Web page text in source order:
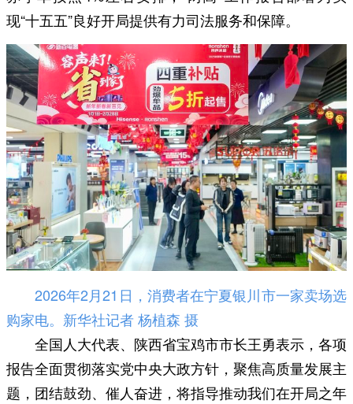
现“十五五”良好开局提供有力司法服务和保障。
2026年2月21日，消费者在宁夏银川市一家卖场选
购家电。新华社记者 杨植森 摄
全国人大代表、陕西省宝鸡市市长王勇表示，各项
报告全面贯彻落实党中央大政方针，聚焦高质量发展主
题，团结鼓劲、催人奋进，将指导推动我们在开局之年